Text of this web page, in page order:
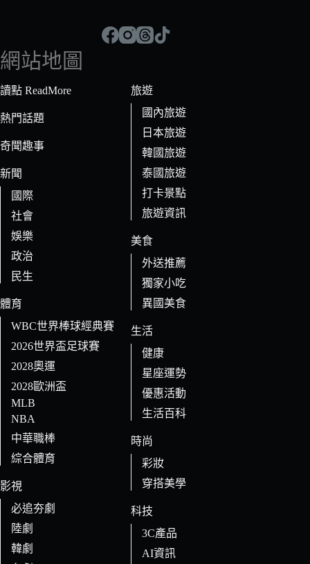
符
合
條
的
果
網站地圖
讀點 ReadMore
熱門話題
奇聞趣事
新聞
國際
社會
娛樂
政治
民生
體育
WBC世界棒球經典賽
2026世界盃足球賽
2028奧運
2028歐洲盃
MLB
NBA
中華職棒
綜合體育
影視
必追夯劇
陸劇
韓劇
旅遊
國內旅遊
日本旅遊
韓國旅遊
泰國旅遊
打卡景點
旅遊資訊
美食
外送推薦
獨家小吃
異國美食
生活
健康
星座運勢
優惠活動
生活百科
時尚
彩妝
穿搭美學
科技
3C產品
AI資訊